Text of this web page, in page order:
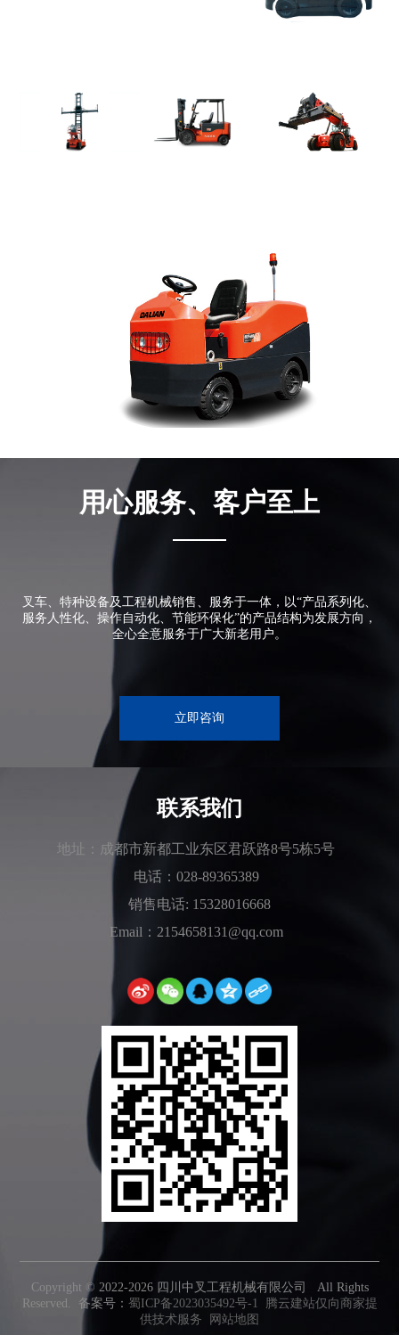
用心服务、客户至上
叉车、特种设备及工程机械销售、服务于一体，以“产品系列化、
服务人性化、操作自动化、节能环保化”的产品结构为发展方向，
全心全意服务于广大新老用户。
立即咨询
联系我们
地址：成都市新都工业东区君跃路8号5栋5号
电话：028-89365389
销售电话: 15328016668
Email：2154658131@qq.com
Copyright © 2022-2026 四川中叉工程机械有限公司 All Rights
Reserved. 备案号： 蜀ICP备2023035492号-1
腾云建站仅向商家提
供技术服务
网站地图